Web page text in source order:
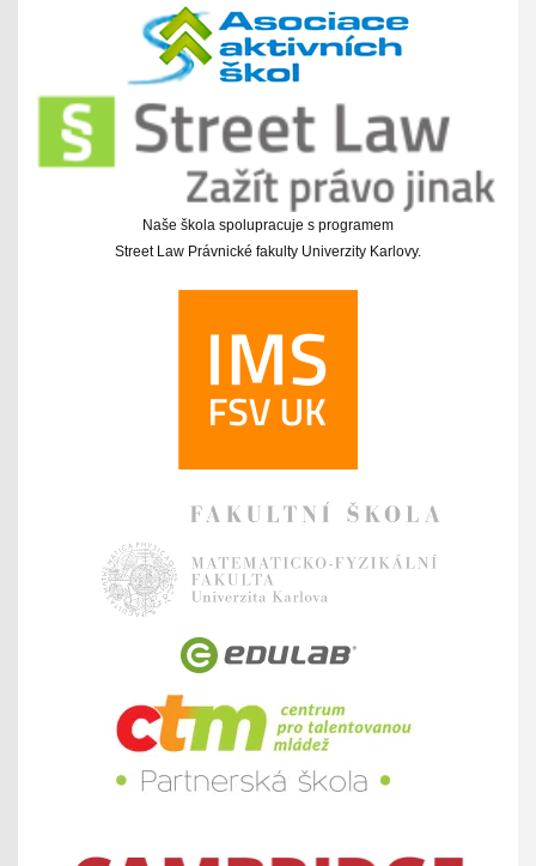
Naše škola spolupracuje s programem
Street Law Právnické fakulty Univerzity Karlovy.